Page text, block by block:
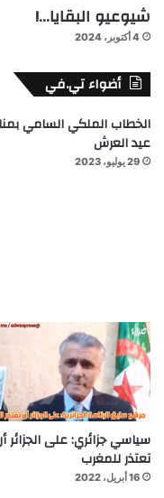
شيوعيو البقايا…!
4 أكتوبر، 2024
أضواء تي.في
الخطاب الملكي السامي
عيد العرش
29 يوليو، 2023
سياسي جزائري: على الجزائر
تعتذر للمغرب
16 أبريل، 2022